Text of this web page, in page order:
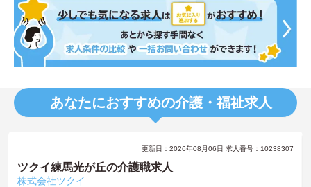
あなたにおすすめの介護・福祉求人
更新日：2026年08月06日 求人番号：10238307
ツクイ練馬光が丘の介護職求人
株式会社ツクイ